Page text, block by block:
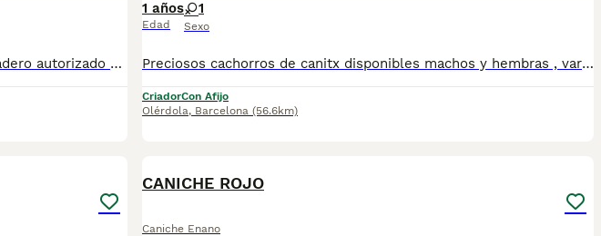
Havapoo Camada de Mina y Can ✅ Somos un criadero autorizado y certificado por la Generalitat de Catalunya. PARA MÁS INFORMACIÓN: ☎️ 933095977 📱 685878504 / 674320847 💻 www.aquanatura.es 🚙 Hacemos envíos 📌 Calle Roger de Flor 45, muy cerca del Arc de Triomf de Barcelona, de Lunes a Sábados. Se entregan con la mayoría de sus vacunas, desparasitados interna y externamente, con microchip y su registro, cartilla sanitaria y contrato de garantías, bajo la supervisión de nuestro equipo veterinario. AQUANATURA
1 años
Edad
1
Sexo
Preciosos cachorros de canitx disponibles machos y hembras , varios colores, negros, negro plata, rojos apricot. Todos nuestros cachorros son entregados con sus respectivas vacunas y microchip, con las garantias correspondientes . Visitanos sin ningun tipo de comrpomiso , gran exposicion de cachorros
CriadorCon Afijo
Olérdola, Barcelona (56.6km)
CANICHE ROJO
Caniche Enano